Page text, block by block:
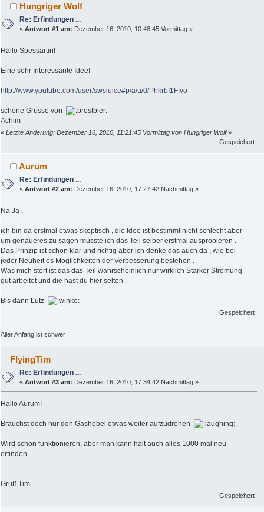
Hungriger Wolf
Re: Erfindungen ...
«Antwort #1 am: Dezember 16, 2010, 10:48:45 Vormittag »
Hallo Spessartin!
Eine sehr Interessante Idee!
http://www.youtube.com/user/swsluice#p/a/u/0/PhkrbI1Ffyo
schöne Grüsse von
Achim
« Letzte Änderung: Dezember 16, 2010, 11:21:45 Vormittag von Hungriger Wolf»
Gespeichert
Aurum
Re: Erfindungen ...
«Antwort #2 am: Dezember 16, 2010, 17:27:42 Nachmittag »
Na Ja ,
ich bin da erstmal etwas skeptisch , die Idee ist bestimmt nicht schlecht aber
um genaueres zu sagen müsste ich das Teil selber erstmal ausprobieren .
Das Prinzip ist schon klar und richtig aber ich denke das auch da , wie bei
jeder Neuheit es Möglichkeiten der Verbesserung bestehen .
Was mich stört ist das das Teil wahrscheinlich nur wirklich Starker Strömung
gut arbeitet und die hast du hier selten .
Bis dann Lutz
Gespeichert
Aller Anfang ist schwer !!
FlyingTim
Re: Erfindungen ...
«Antwort #3 am: Dezember 16, 2010, 17:34:42 Nachmittag »
Hallo Aurum!
Brauchst doch nur den Gashebel etwas weiter aufzudrehen
Wird schon funktionieren, aber man kann halt auch alles 1000 mal neu
erfinden.
Gruß Tim
Gespeichert